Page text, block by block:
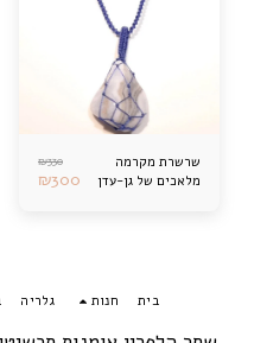
שרשרת מקרמה
מלאכים של גן-עדן
₪330
₪300
בית חנות גלריה